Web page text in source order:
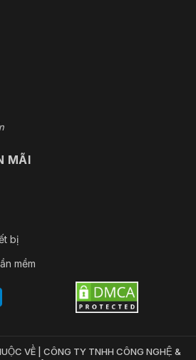
MÃI
bị
mềm
VỀ | CÔNG TY TNHH CÔNG NGHỆ &